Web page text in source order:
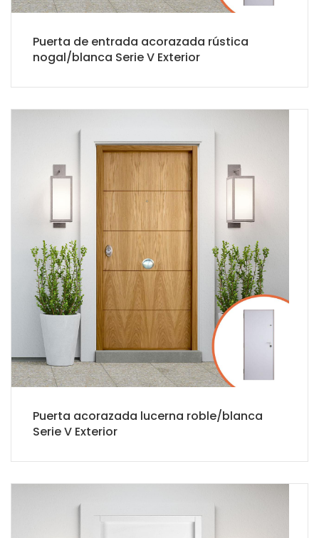
Puerta de entrada acorazada rústica
nogal/blanca Serie V Exterior
Puerta acorazada lucerna roble/blanca
Serie V Exterior